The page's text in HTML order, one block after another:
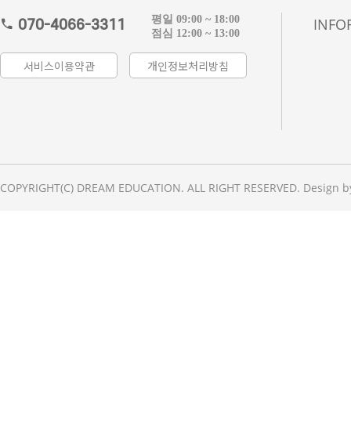
070-4066-3311
평일 09:00 ~ 18:00
점심 12:00 ~ 13:00
서비스이용약관 개인정보처리방침
COPYRIGHT(C) DREAM EDUCATION. ALL RIGHT RESERVED. Design